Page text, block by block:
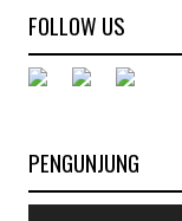
FOLLOW US
PENGUNJUNG